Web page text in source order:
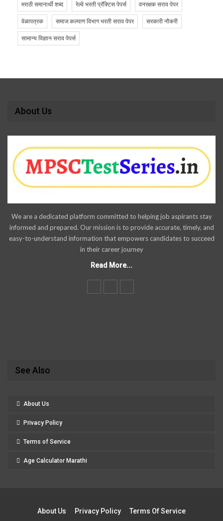
मराठी समानार्थी शब्द रेल्वे भरती प्रॅक्टिस पेपर्स वनरक्षक सराव पेपर
वेळापत्रक समाज कल्याण विभाग भरती सराव पेपर सरकारी नौकरी
सामान्य विज्ञान सराव पेपर्स
About Us
We are a dedicated platform committed to helping job aspirants stay
informed and prepared. Our mission is to provide accurate, timely, and
easy-to-understand information that empowers candidates to succeed
in their career journey
Read More...
See Also
About Us
Privacy Policy
Terms of Service
Age Calculator Marathi
About Us Privacy Policy Terms Of Service